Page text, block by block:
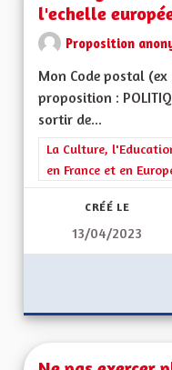
l'echelle
Proposition
Mon Code postal
proposition :
sortir de...
Filtrer les résultats
La Culture,
en France et en
CRÉÉ LE
13/04/2023